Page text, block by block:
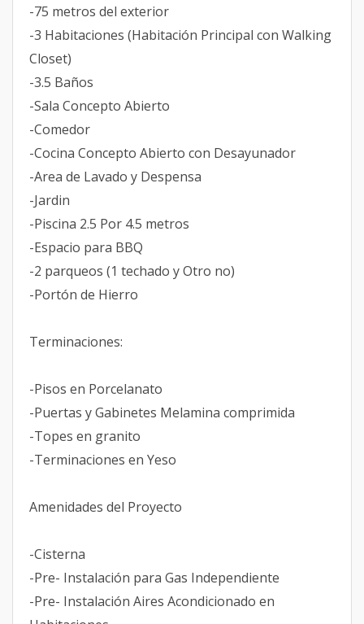
-75 metros del exterior
-3 Habitaciones (Habitación Principal con Walking
Closet)
-3.5 Baños
-Sala Concepto Abierto
-Comedor
-Cocina Concepto Abierto con Desayunador
-Area de Lavado y Despensa
-Jardin
-Piscina 2.5 Por 4.5 metros
-Espacio para BBQ
-2 parqueos (1 techado y Otro no)
-Portón de Hierro
Terminaciones:
-Pisos en Porcelanato
-Puertas y Gabinetes Melamina comprimida
-Topes en granito
-Terminaciones en Yeso
Amenidades del Proyecto
-Cisterna
-Pre- Instalación para Gas Independiente
-Pre- Instalación Aires Acondicionado en